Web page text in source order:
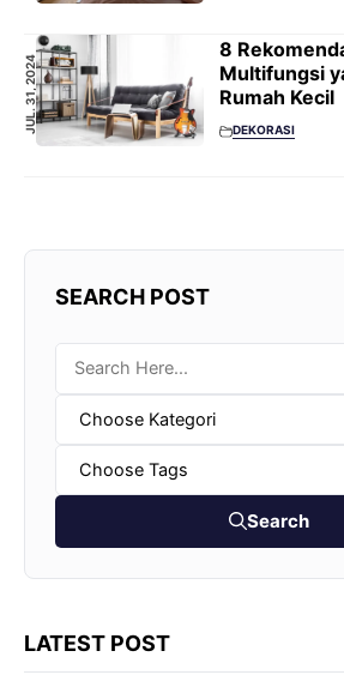
JUL. 31, 2024
8
Multifungsi
Rumah Kecil
DEKORASI
SEARCH POST
Search
LATEST POST